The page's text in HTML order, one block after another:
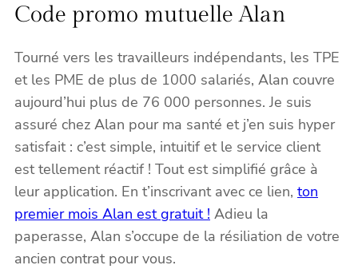
Code promo mutuelle Alan
Tourné vers les travailleurs indépendants, les TPE
et les PME de plus de 1000 salariés, Alan couvre
aujourd’hui plus de 76 000 personnes. Je suis
assuré chez Alan pour ma santé et j’en suis hyper
satisfait : c’est simple, intuitif et le service client
est tellement réactif ! Tout est simplifié grâce à
leur application. En t’inscrivant avec ce lien, ton
premier mois Alan est gratuit ! Adieu la
paperasse, Alan s’occupe de la résiliation de votre
ancien contrat pour vous.